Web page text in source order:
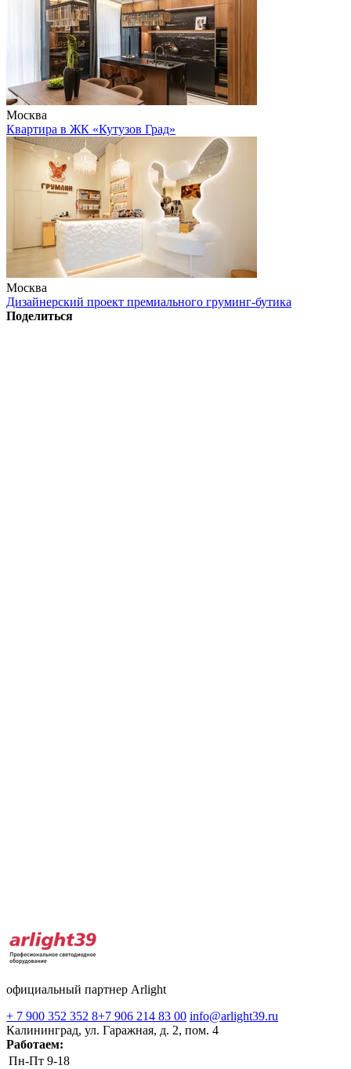
Москва
Квартира в ЖК «Кутузов Град»
Москва
Дизайнерский проект премиального груминг-бутика
Поделиться
официальный партнер Arlight
+ 7 900 352 352 8+7 906 214 83 00 info@arlight39.ru
Калининград, ул. Гаражная, д. 2, пом. 4
Работаем:
Пн-Пт 9-18